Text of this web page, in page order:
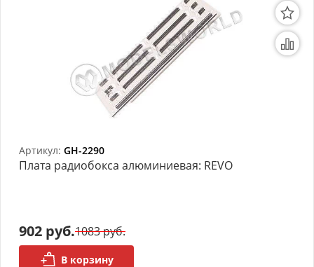
Артикул: GH-2290
Плата радиобокса алюминиевая: REVO
902 руб.1083 руб.
В корзину